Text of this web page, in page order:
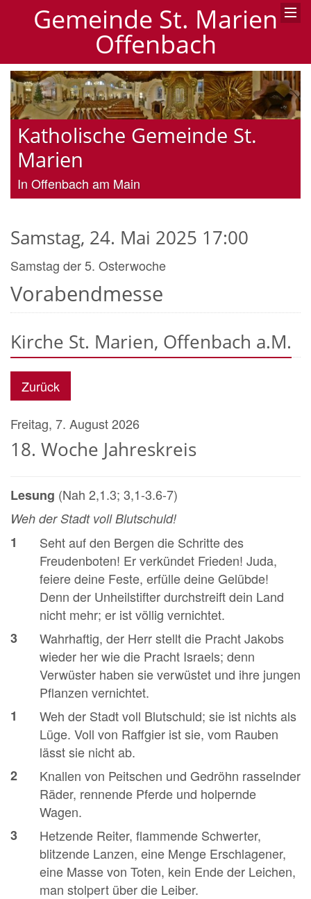
Gemeinde St. Marien
Offenbach
Katholische Gemeinde St.
Marien
In Offenbach am Main
Vorabendmesse
Samstag, 24. Mai 2025 17:00
Samstag der 5. Osterwoche
Kirche St. Marien, Offenbach a.M.
Zurück
Freitag, 7. August 2026
18. Woche Jahreskreis
Lesung (Nah 2,1.3; 3,1-3.6-7)
Weh der Stadt voll Blutschuld!
1
Seht auf den Bergen die Schritte des
Freudenboten! Er verkündet Frieden! Juda,
feiere deine Feste, erfülle deine Gelübde!
Denn der Unheilstifter durchstreift dein Land
nicht mehr; er ist völlig vernichtet.
3
Wahrhaftig, der Herr stellt die Pracht Jakobs
wieder her wie die Pracht Israels; denn
Verwüster haben sie verwüstet und ihre jungen
Pflanzen vernichtet.
1
Weh der Stadt voll Blutschuld; sie ist nichts als
Lüge. Voll von Raffgier ist sie, vom Rauben
lässt sie nicht ab.
2
Knallen von Peitschen und Gedröhn rasselnder
Räder, rennende Pferde und holpernde
Wagen.
3
Hetzende Reiter, flammende Schwerter,
blitzende Lanzen, eine Menge Erschlagener,
eine Masse von Toten, kein Ende der Leichen,
man stolpert über die Leiber.